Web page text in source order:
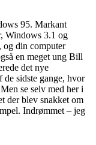
95. Markant
Windows 3.1 og
din computer
en meget ung Bill
det nye
de sidste gange, hvor
se selv med her i
der blev snakket om
Indrømmet – jeg